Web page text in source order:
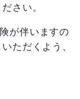
さい。
が伴いますの
ただくよう、